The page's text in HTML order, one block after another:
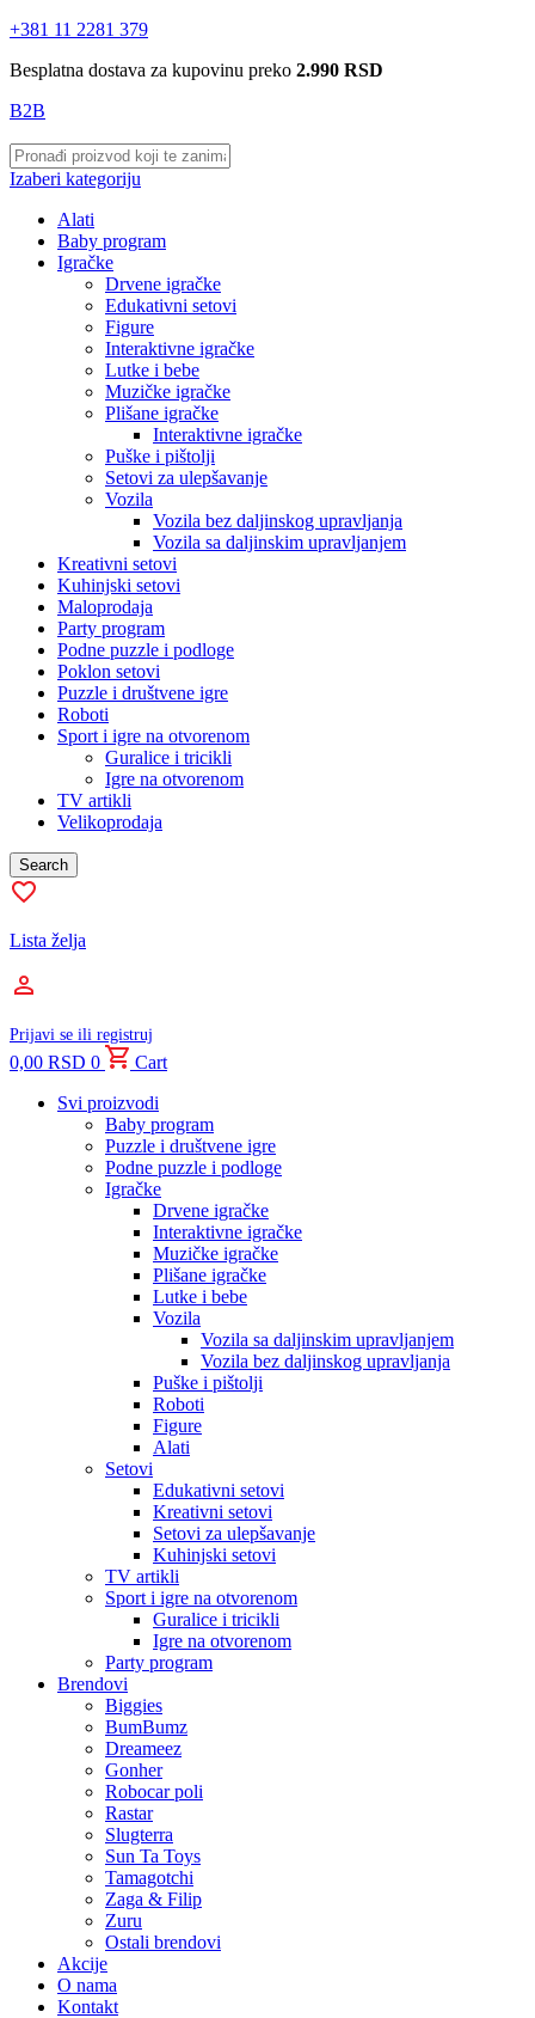
+381 11 2281 379
Besplatna dostava za kupovinu preko 2.990 RSD
B2B
Izaberi kategoriju
Alati
Baby program
Igračke
Drvene igračke
Edukativni setovi
Figure
Interaktivne igračke
Lutke i bebe
Muzičke igračke
Plišane igračke
Interaktivne igračke
Puške i pištolji
Setovi za ulepšavanje
Vozila
Vozila bez daljinskog upravljanja
Vozila sa daljinskim upravljanjem
Kreativni setovi
Kuhinjski setovi
Maloprodaja
Party program
Podne puzzle i podloge
Poklon setovi
Puzzle i društvene igre
Roboti
Sport i igre na otvorenom
Guralice i tricikli
Igre na otvorenom
TV artikli
Velikoprodaja
Search
Lista želja
Prijavi se ili registruj
0,00 RSD 0
Cart
Svi proizvodi
Baby program
Puzzle i društvene igre
Podne puzzle i podloge
Igračke
Drvene igračke
Interaktivne igračke
Muzičke igračke
Plišane igračke
Lutke i bebe
Vozila
Vozila sa daljinskim upravljanjem
Vozila bez daljinskog upravljanja
Puške i pištolji
Roboti
Figure
Alati
Setovi
Edukativni setovi
Kreativni setovi
Setovi za ulepšavanje
Kuhinjski setovi
TV artikli
Sport i igre na otvorenom
Guralice i tricikli
Igre na otvorenom
Party program
Brendovi
Biggies
BumBumz
Dreameez
Gonher
Robocar poli
Rastar
Slugterra
Sun Ta Toys
Tamagotchi
Zaga & Filip
Zuru
Ostali brendovi
Akcije
O nama
Kontakt